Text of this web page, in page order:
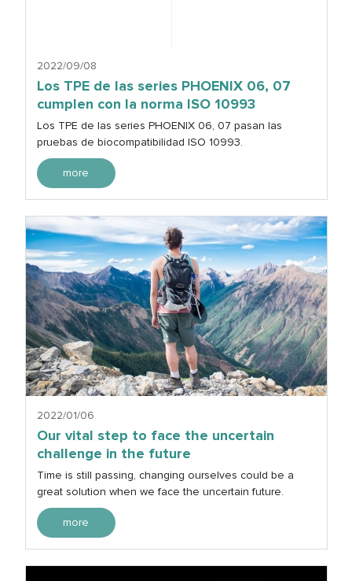
2022/09/08
Los TPE de las series PHOENIX 06, 07
cumplen con la norma ISO 10993
Los TPE de las series PHOENIX 06, 07 pasan las
pruebas de biocompatibilidad ISO 10993.
more
2022/01/06
Our vital step to face the uncertain
challenge in the future
Time is still passing, changing ourselves could be a
great solution when we face the uncertain future.
more